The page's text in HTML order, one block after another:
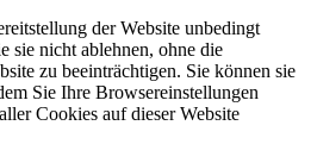
der Website unbedingt
sie nicht ablehnen, ohne die
zu beeinträchtigen. Sie können sie
Sie Ihre Browsereinstellungen
Cookies auf dieser Website